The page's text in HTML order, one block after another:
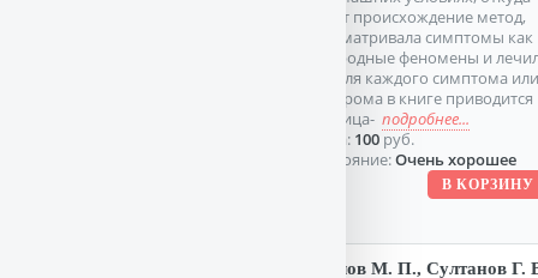
ведет происхождение метод,
рассматривала симптомы как
природные феномены и
их. Для каждого симптома или
синдрома в книге приводится
таблица- подробнее...
Цена: 100руб.
Состояние:Очень хорошее
Козлов М. П., Султанов Г.